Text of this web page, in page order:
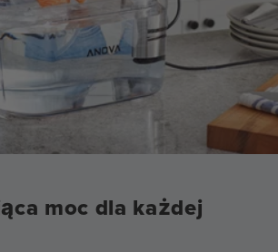
moc dla każdej